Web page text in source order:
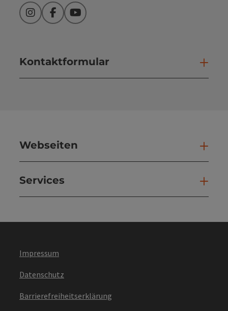
InstagramFacebookYouTube
Kontaktformular
Webseiten
Services
Impressum
Datenschutz
Barrierefreiheitserklärung